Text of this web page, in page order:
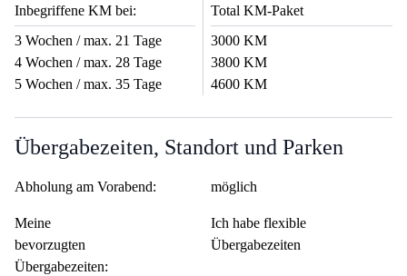
Inbegriffene KM bei:
Total KM-Paket
3 Wochen / max. 21 Tage
3000 KM
4 Wochen / max. 28 Tage
3800 KM
5 Wochen / max. 35 Tage
4600 KM
Übergabezeiten, Standort und Parken
Abholung am Vorabend: möglich
Meine
bevorzugten
Übergabezeiten:
Ich habe flexible
Übergabezeiten